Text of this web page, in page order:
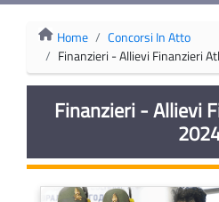
Home
Concorsi In Atto
Finanzieri - Allievi Finanzieri
Finanzieri - Allievi